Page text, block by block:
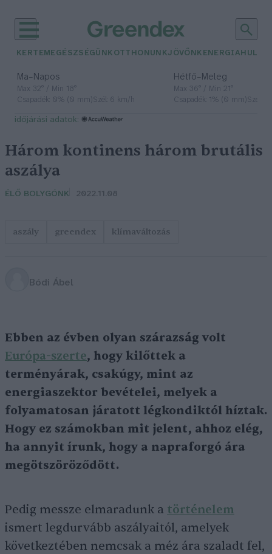
KERTEM EGÉSZSÉGÜNK OTTHONUNKJÖVŐNK ENERGIA
Ma– Napos
Max 32° / Min 18°
Csapadék: 0% (0 mm)Szél: 6 km/h
Hétfő– Meleg
Max 36° / Min 21°
Csapadék: 1% (0 mm)Szél: 7
időjárási adatok:
Három kontinens három brutális
aszálya
ÉLŐ BOLYGÓNK 2022.11.08
aszály greendex klímaváltozás
Bódi Ábel
Ebben az évben olyan szárazság volt
Európa-szerte, hogy kilőttek a
terményárak, csakúgy, mint az
energiaszektor bevételei, melyek a
folyamatosan járatott légkondiktól híztak.
Hogy ez számokban mit jelent, ahhoz elég,
ha annyit írunk, hogy a napraforgó ára
megötszöröződött.
Pedig messze elmaradunk a történelem
ismert legdurvább aszályaitól, amelyek
következtében nemcsak a méz ára szaladt fel,